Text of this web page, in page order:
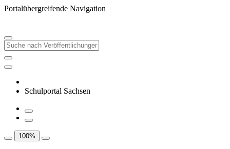
Portalübergreifende Navigation
Schulportal Sachsen
100%